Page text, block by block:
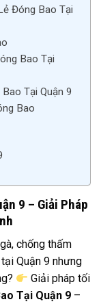
Đóng Bao Tại
Bao Tại
Tại Quận 9
Bao
9 – Giải Pháp
chống thấm
Quận 9 nhưng
Giải pháp tối
Tại Quận 9 –